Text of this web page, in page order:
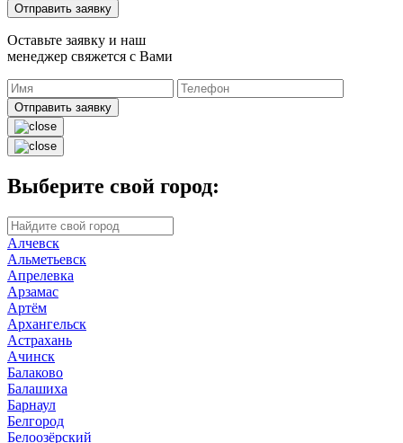
Отправить заявку
Оставьте заявку и наш
менеджер свяжется с Вами
Отправить заявку
Выберите свой город:
Алчевск
Альметьевск
Апрелевка
Арзамас
Артём
Архангельск
Астрахань
Ачинск
Балаково
Балашиха
Барнаул
Белгород
Белоозёрский